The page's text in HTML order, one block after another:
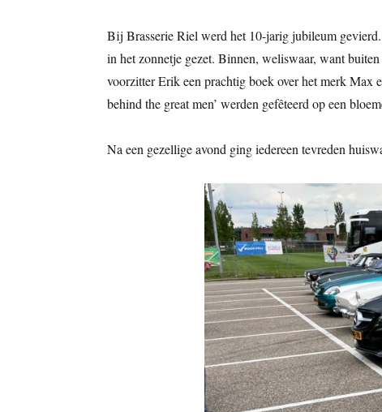
Bij Brasserie Riel werd het 10-jarig jubileum
in het zonnetje gezet. Binnen, weliswaar, want
voorzitter Erik een prachtig boek over het merk Max
behind the great men’ werden gefêteerd op een
Na een gezellige avond ging iedereen tevreden